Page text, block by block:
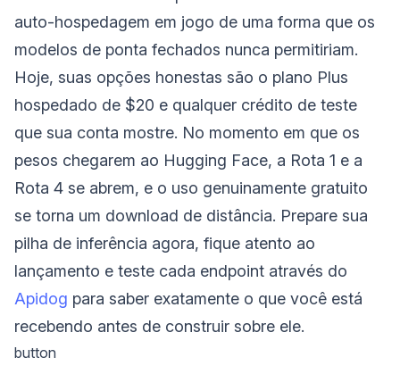
auto-hospedagem em jogo de uma forma que os
modelos de ponta fechados nunca permitiriam.
Hoje, suas opções honestas são o plano Plus
hospedado de $20 e qualquer crédito de teste
que sua conta mostre. No momento em que os
pesos chegarem ao Hugging Face, a Rota 1 e a
Rota 4 se abrem, e o uso genuinamente gratuito
se torna um download de distância. Prepare sua
pilha de inferência agora, fique atento ao
lançamento e teste cada endpoint através do
Apidog para saber exatamente o que você está
recebendo antes de construir sobre ele.
button